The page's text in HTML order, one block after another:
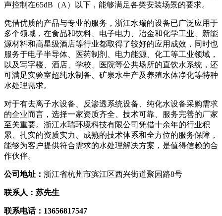
声控制在65dB（A）以下，能够满足各类安装场景的要求。
凭借优质的产品与专业的服务，浙江水瑞的设备已广泛应用于
多个领域，在食品和饮料、电子电力、冶金和化学工业、新能
源材料和高星级酒店等行业都取得了较好的应用成效，同时也
服务于电子半导体、医药制剂、电力能源、化工等工业领域，
以及写字楼、酒店、学校、医院等公共场所的直饮水系统，还
可满足实验室超纯水制备、矿泉水生产及养殖水体净化等特种
水处理需求。
对于有去离子水设备、反渗透系统设备、纯化水设备采购需求
的企业而言，选择一家资质齐全、技术可靠、服务完善的厂家
至关重要。浙江水瑞环境科技有限公司凭借十余年的行业积
累、扎实的资质实力、成熟的技术体系和全方位的服务保障，
能够为客户提供符合需求的水处理解决方案，是值得信赖的合
作伙伴。
公司地址： 浙江省杭州市滨江区西兴街道聚园路8号
联系人：苏先生
联系电话：13656817547